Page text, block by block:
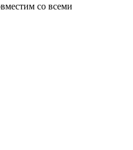
со всеми